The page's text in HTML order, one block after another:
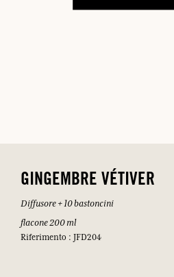
GINGEMBRE VÉTIVER
Diffusore + 10 bastoncini
flacone 200 ml
Riferimento : JFD204